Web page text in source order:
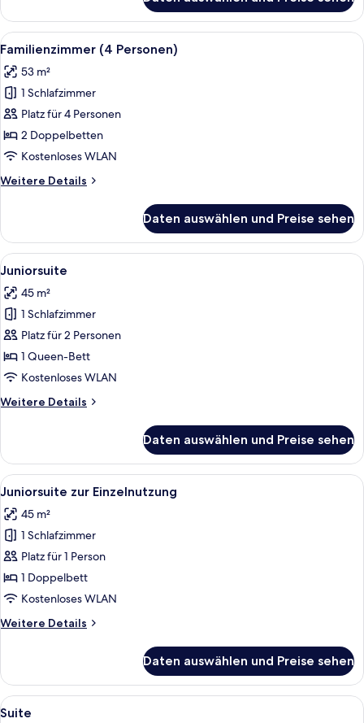
(3
Personen)
Alle
Fotos
für
Familienzimmer
(4
Personen)
anzeigen
Ein modernes Schlafzimmer mit
9
Familienzimmer (4 Personen)
53 m²
1 Schlafzimmer
Platz für 4 Personen
2 Doppelbetten
Kostenloses WLAN
Weitere Details
Weitere
(4
Personen)
Daten auswählen und Preise sehen
Alle
Fotos
für
Juniorsuite
anzeigen
Ein geräumiges Schlafzimmer mit
8
Juniorsuite
45 m²
1 Schlafzimmer
Platz für 2 Personen
1 Queen-Bett
Kostenloses WLAN
Weitere Details
Weitere
Daten auswählen und Preise sehen
Alle
Fotos
für
Juniorsuite
zur
Einzelnutzung
anzeigen
Ein geräumiges Schlafzimmer mit
8
Juniorsuite zur Einzelnutzung
45 m²
1 Schlafzimmer
Platz für 1 Person
1 Doppelbett
Kostenloses WLAN
Weitere Details
Weitere
zur
Einzelnutzung
Daten auswählen und Preise sehen
Alle
Ein Hotelzimmer mit einem großen
4
Suite